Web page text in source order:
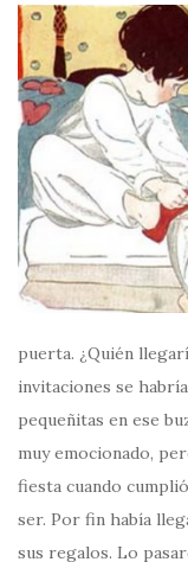
puerta. ¿Quién
invitaciones se
pequeñitas en ese
muy emocionado,
fiesta cuando
ser. Por fin había
sus regalos. Lo